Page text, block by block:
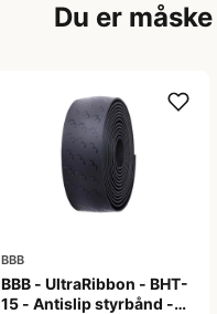
Du er
BBB
BBB - UltraRibbon - BHT-
15 - Antislip styrbånd -